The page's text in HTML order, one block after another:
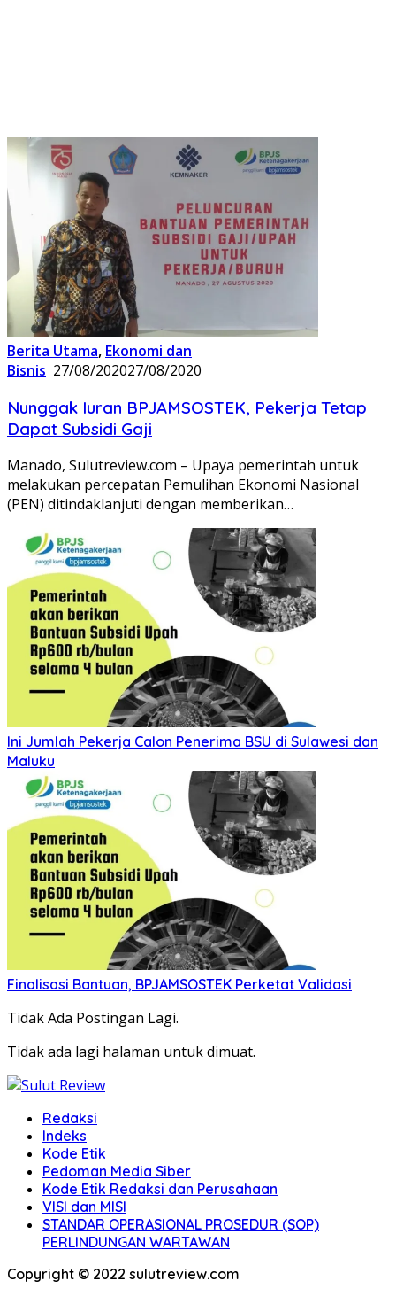
Berita Utama, Ekonomi dan
Bisnis 27/08/202027/08/2020
Nunggak Iuran BPJAMSOSTEK, Pekerja Tetap
Dapat Subsidi Gaji
Manado, Sulutreview.com – Upaya pemerintah untuk
melakukan percepatan Pemulihan Ekonomi Nasional
(PEN) ditindaklanjuti dengan memberikan…
Ini Jumlah Pekerja Calon Penerima BSU di Sulawesi dan
Maluku
Finalisasi Bantuan, BPJAMSOSTEK Perketat Validasi
Tidak Ada Postingan Lagi.
Tidak ada lagi halaman untuk dimuat.
Redaksi
Indeks
Kode Etik
Pedoman Media Siber
Kode Etik Redaksi dan Perusahaan
VISI dan MISI
STANDAR OPERASIONAL PROSEDUR (SOP)
PERLINDUNGAN WARTAWAN
Copyright © 2022 sulutreview.com